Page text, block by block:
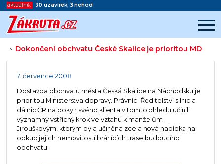
aktuálně: 30 uzavírek, 3 nehod
> Dokončení obchvatu České Skalice je prioritou MD
Začátek reklamy
7. července 2008
Dostavba obchvatu města Česká Skalice na Náchodsku je
prioritou Ministerstva dopravy. Právníci Ředitelství silnic a
dálnic ČR na pokyn svého klienta v tomto ohledu učinili
významný vstřícný krok ve vztahu k manželům
Jirouškovým, kterým byla učiněna zcela nová nabídka na
odkup jejich nemovitostí bránících trase budoucího
obchvatu.